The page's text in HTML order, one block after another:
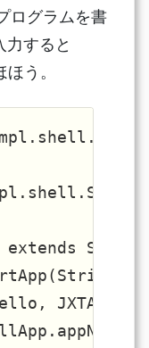
ログラムを書
力すると
う。
JXTA!");